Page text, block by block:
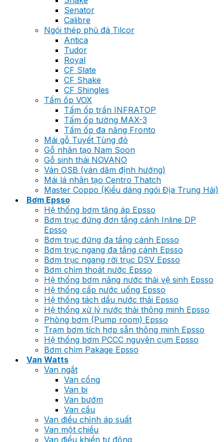
Senator
Calibre
Ngói thép phủ đá Tilcor
Antica
Tudor
Royal
CF Slate
CF Shake
CF Shingles
Tấm ốp VOX
Tấm ốp trần INFRATOP
Tấm ốp tường MAX-3
Tấm ốp đa năng Fronto
Mái gỗ Tuyết Tùng đỏ
Gỗ nhân tạo Nam Soon
Gỗ sinh thái NOVANO
Ván OSB (ván dăm định hướng)
Mái lá nhân tạo Centro Thatch
Master Coppo (Kiểu dáng ngói Địa Trung Hải)
Bơm Epsso
Hệ thống bơm tăng áp Epsso
Bơm trục đứng đơn tầng cánh Inline DP
Epsso
Bơm trục đứng đa tầng cánh Epsso
Bơm trục ngang đa tầng cánh Epsso
Bơm trục ngang rời trục DSV Epsso
Bơm chìm thoát nước Epsso
Hệ thống bơm nâng nước thải vệ sinh Epsso
Hệ thống cấp nước uống Epsso
Hệ thống tách dầu nước thải Epsso
Hệ thống xử lý nước thải thông minh Epsso
Phòng bơm (Pump room) Epsso
Trạm bơm tích hợp sẵn thông minh Epsso
Hệ thống bơm PCCC nguyên cụm Epsso
Bơm chìm Pakage Epsso
Van Watts
Van ngắt
Van cổng
Van bi
Van bướm
Van cầu
Van điều chỉnh áp suất
Van một chiều
Van điều khiển tự động